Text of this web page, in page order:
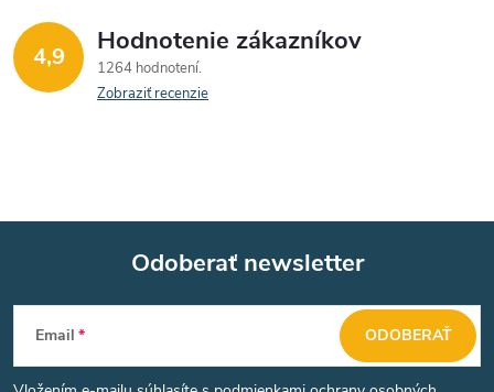
d
a
e
r
v
4,9 Hodnotenie zákazníkov
1264 hodnotení
Zobraziť recenzie
Z
á
Odoberať newsletter
Email ODOBERAŤ